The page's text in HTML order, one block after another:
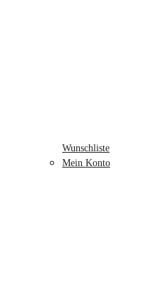
Wunschliste
Mein Konto